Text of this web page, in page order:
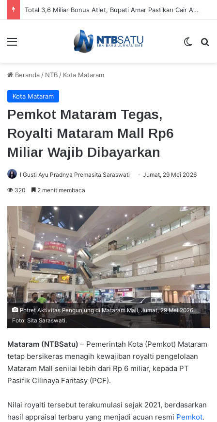
Total 3,6 Miliar Bonus Atlet, Bupati Amar Pastikan Cair Agustus ini
Menu
Beranda / NTB / Kota Mataram
Kota Mataram
Pemkot Mataram Tegas,
Royalti Mataram Mall Rp6
Miliar Wajib Dibayarkan
I Gusti Ayu Pradnya Premasita Saraswati Jumat, 29 Mei 2026
320 2 menit membaca
Potret Aktivitas Pengunjung di Mataram Mall, Jumat, 29 Mei 2026.
Foto: Sita Saraswati.
Mataram (NTBSatu) – Pemerintah Kota (Pemkot) Mataram
tetap bersikeras menagih kewajiban royalti pengelolaan
Mataram Mall senilai lebih dari Rp 6 miliar, kepada PT
Pasifik Cilinaya Fantasy (PCF).
Nilai royalti tersebut terakumulasi sejak 2021, berdasarkan
hasil appraisal terbaru yang menjadi acuan resmi Pemkot.